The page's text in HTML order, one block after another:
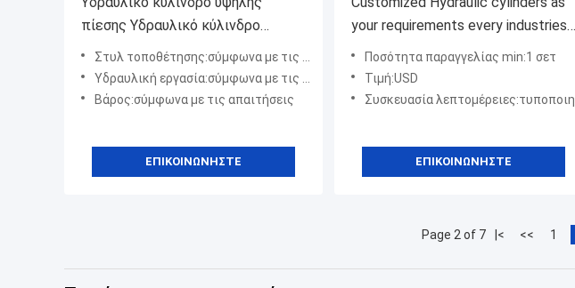
πίεσης Υδραυλικό κύλινδρο
πετρελαίου
Στυλ τοποθέτησης:σύμφωνα με τις απαιτήσεις
Υδραυλική εργασία:σύμφωνα με τις απαιτήσεις
Βάρος:σύμφωνα με τις απαιτήσεις
ΕΠΙΚΟΙΝΩΝΉΣΤΕ
your requirements every industries
offshore hydraulic cylinder
manufacturer
Ποσότητα παραγγελίας min:1 σετ
Τιμή:USD
Συσκευασία λεπτομέρειες:τυποποιημένο πακέτο εμπειρογνωμόνων
ΕΠΙΚΟΙΝΩΝΉΣΤΕ
Page 2 of 7 |< << 1